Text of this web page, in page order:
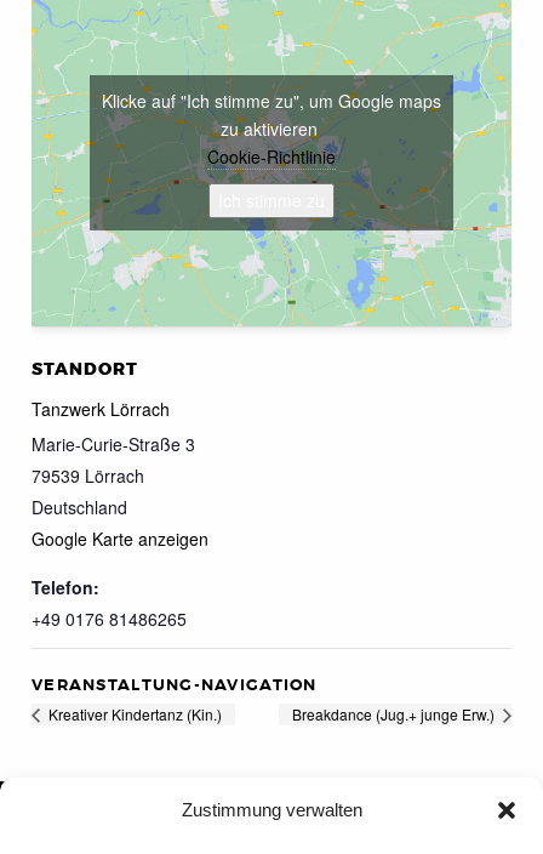
Zustimmung verwalten
STANDORT
Tanzwerk Lörrach
Marie-Curie-Straße 3
79539 Lörrach
Deutschland
Google Karte anzeigen
Telefon:
+49 0176 81486265
Klicke auf "Ich stimme zu", um Google maps
zu aktivieren
Cookie-Richtlinie
VERANSTALTUNG-NAVIGATION
Kreativer Kindertanz (Kin.) Breakdance (Jug.+ junge Erw.)